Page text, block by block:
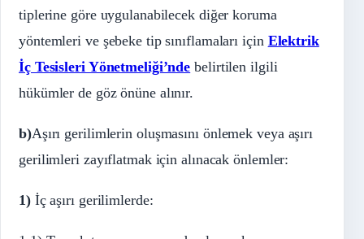
tiplerine göre uygulanabilecek diğer koruma
yöntemleri ve şebeke tip sınıflamaları için Elektrik
İç Tesisleri Yönetmeliği’nde belirtilen ilgili
hükümler de göz önüne alınır.
b)Aşırı gerilimlerin oluşmasını önlemek veya aşırı
gerilimleri zayıflatmak için alınacak önlemler:
1)İç aşırı gerilimlerde: